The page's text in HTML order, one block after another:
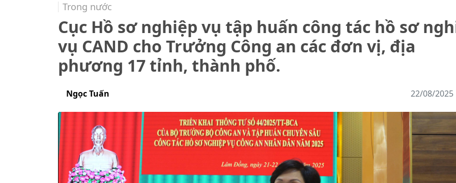
Trong nước
Cục Hồ sơ nghiệp vụ tập huấn công tác hồ sơ
vụ CAND cho Trưởng Công an các đơn vị, địa
phương 17 tỉnh, thành phố.
Ngọc Tuấn 22/08/2025